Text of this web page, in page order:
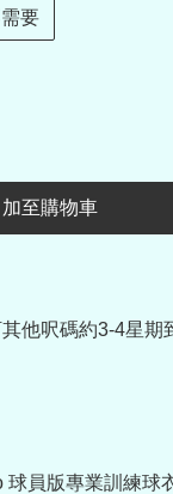
要
加至購物車
他呎碼約3-4星期
員版專業訓練球